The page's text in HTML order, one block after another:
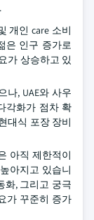
개인 care 소비
은 인구 증가로
가 상승하고 있
나, UAE와 사우
각화가 점차 확
대식 포장 장비
아직 제한적이
아지고 있습니
화, 그리고 궁극
가 꾸준히 증가